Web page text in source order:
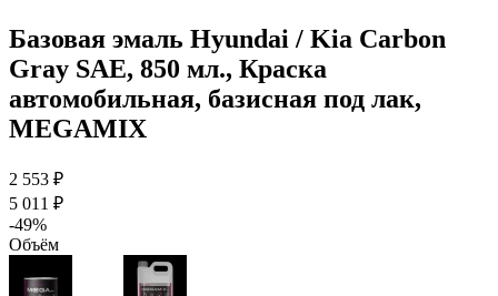
Базовая эмаль Hyundai / Kia Carbon
Gray SAE, 850 мл., Краска
автомобильная, базисная под лак,
MEGAMIX
2 553 ₽
5 011 ₽
-49%
Объём